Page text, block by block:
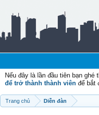
Nếu đây là lần đầu tiên bạn
để trở thành thành viên để bắt
Trang chủ Diễn đàn